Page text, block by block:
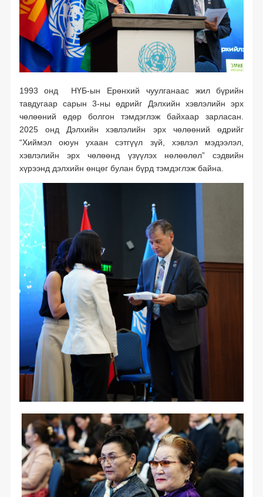
1993 онд НҮБ-ын Ерөнхий чуулганаас жил бүрийн
тавдугаар сарын 3-ны өдрийг Дэлхийн хэвлэлийн эрх
чөлөөний өдөр болгон тэмдэглэж байхаар зарласан.
2025 онд Дэлхийн хэвлэлийн эрх чөлөөний өдрийг
“Хиймэл оюун ухаан сэтгүүл зүй, хэвлэл мэдээлэл,
хэвлэлийн эрх чөлөөнд үзүүлэх нөлөөлөл” сэдвийн
хүрээнд дэлхийн өнцөг булан бүрд тэмдэглэж байна.